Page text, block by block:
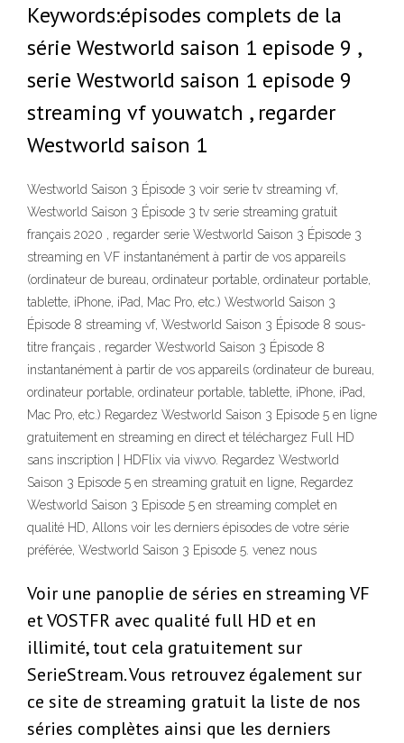
Keywords:épisodes complets de la
série Westworld saison 1 episode 9 ,
serie Westworld saison 1 episode 9
streaming vf youwatch , regarder
Westworld saison 1
Westworld Saison 3 Épisode 3 voir serie tv streaming vf,
Westworld Saison 3 Épisode 3 tv serie streaming gratuit
français 2020 , regarder serie Westworld Saison 3 Épisode 3
streaming en VF instantanément à partir de vos appareils
(ordinateur de bureau, ordinateur portable, ordinateur portable,
tablette, iPhone, iPad, Mac Pro, etc.) Westworld Saison 3
Épisode 8 streaming vf, Westworld Saison 3 Épisode 8 sous-
titre français , regarder Westworld Saison 3 Épisode 8
instantanément à partir de vos appareils (ordinateur de bureau,
ordinateur portable, ordinateur portable, tablette, iPhone, iPad,
Mac Pro, etc.) Regardez Westworld Saison 3 Episode 5 en ligne
gratuitement en streaming en direct et téléchargez Full HD
sans inscription | HDFlix via viwvo. Regardez Westworld
Saison 3 Episode 5 en streaming gratuit en ligne, Regardez
Westworld Saison 3 Episode 5 en streaming complet en
qualité HD, Allons voir les derniers épisodes de votre série
préférée, Westworld Saison 3 Episode 5. venez nous
Voir une panoplie de séries en streaming VF
et VOSTFR avec qualité full HD et en
illimité, tout cela gratuitement sur
SerieStream. Vous retrouvez également sur
ce site de streaming gratuit la liste de nos
séries complètes ainsi que les derniers